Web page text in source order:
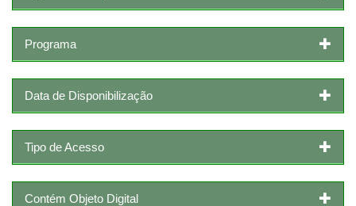
Programa
Data de Disponibilização
Tipo de Acesso
Contém Objeto Digital